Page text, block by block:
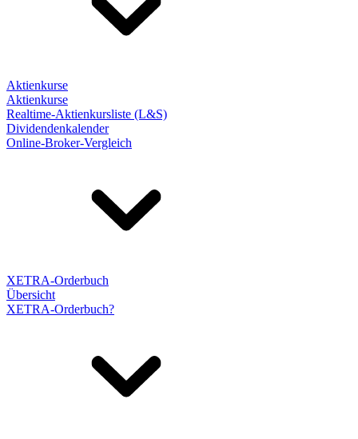
Aktienkurse
Aktienkurse
Realtime-Aktienkursliste (L&S)
Dividendenkalender
Online-Broker-Vergleich
XETRA-Orderbuch
Übersicht
XETRA-Orderbuch?